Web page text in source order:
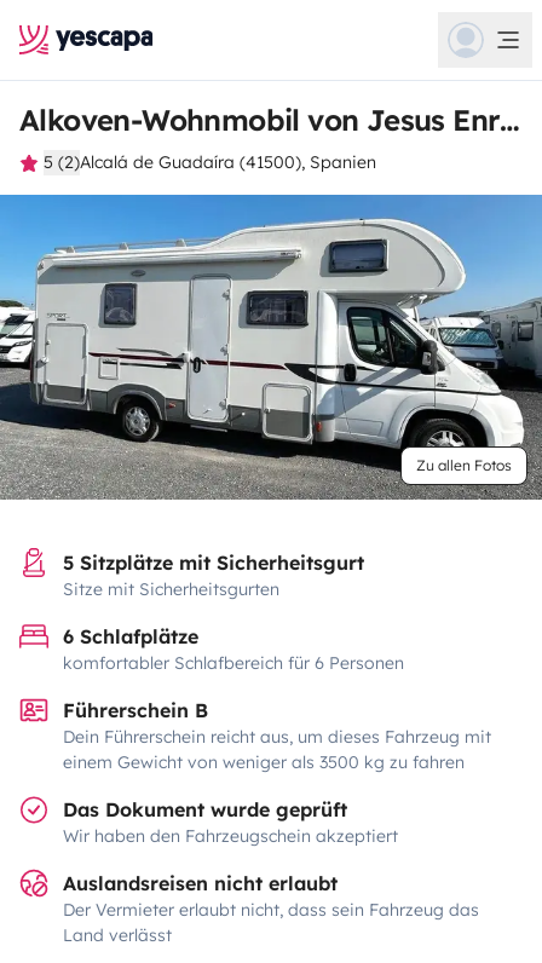
Alkoven-Wohnmobil von Jesus Enrique
5 (2)Alcalá de Guadaíra (41500), Spanien
Zu allen Fotos
5 Sitzplätze mit Sicherheitsgurt
Sitze mit Sicherheitsgurten
6 Schlafplätze
komfortabler Schlafbereich für 6 Personen
Führerschein B
Dein Führerschein reicht aus, um dieses Fahrzeug mit
einem Gewicht von weniger als 3500 kg zu fahren
Das Dokument wurde geprüft
Wir haben den Fahrzeugschein akzeptiert
Auslandsreisen nicht erlaubt
Der Vermieter erlaubt nicht, dass sein Fahrzeug das
Land verlässt